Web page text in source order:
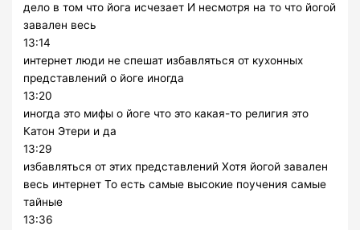
дело в том что йога исчезает И несмотря на то что йогой
завален весь
13:14
интернет люди не спешат избавляться от кухонных
представлений о йоге иногда
13:20
иногда это мифы о йоге что это какая-то религия это
Катон Этери и да
13:29
избавляться от этих представлений Хотя йогой завален
весь интернет То есть самые высокие поучения самые
тайные
13:36